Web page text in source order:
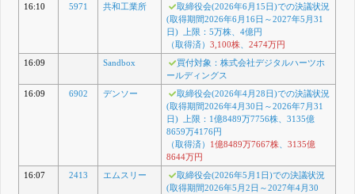
16:10
5971 共和工業所
取締役会(2026年6月15日)での決議状況
(取得期間2026年6月16日～2027年5月31
日) 上限：5万株、4億円
（取得済） 3,100株、 2474万円
16:09
Sandbox
買付対象：株式会社デジタルハーツホ
ールディングス
16:09
6902 デンソー
取締役会(2026年4月28日)での決議状況
(取得期間2026年4月30日～2026年7月31
日) 上限：1億8489万7756株、3135億
8659万4176円
（取得済）
1億8489万7667株、 3135億
8644万円
16:07
2413 エムスリー
取締役会(2026年5月1日)での決議状況
(取得期間2026年5月2日～2027年4月30